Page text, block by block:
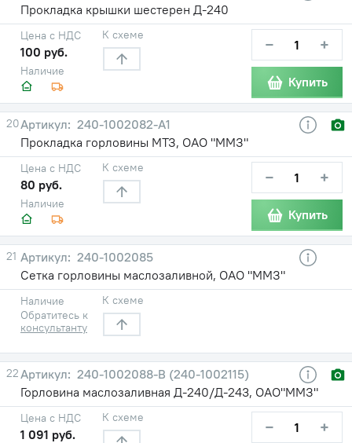
Прокладка крышки шестерен Д-240
Наличие
Цена с НДС
100 руб.
К схеме − +
Купить
20
240-1002082-А1
Прокладка горловины МТЗ, ОАО "ММЗ"
Наличие
Цена с НДС
80 руб.
К схеме − +
Купить
21
240-1002085
Сетка горловины маслозаливной, ОАО "ММЗ"
Наличие
Обратитесь к
консультанту
К схеме
22
240-1002088-В (240-1002115)
Горловина маслозаливная Д-240/Д-243, ОАО"ММЗ"
Цена с НДС
1 091 руб.
К схеме − +